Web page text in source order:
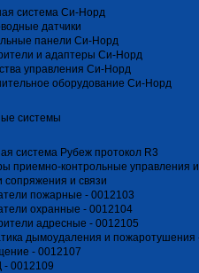
система Си-Норд
датчики
панели Си-Норд
и адаптеры Си-Норд
управления Си-Норд
оборудование Си-Норд
системы
система Рубеж протокол R3
приемно-контрольные управления
сопряжения и связи
пожарные - 0012103
охранные - 0012104
адресные - 0012105
дымоудаления и пожаротушения
- 0012107
- 0012109